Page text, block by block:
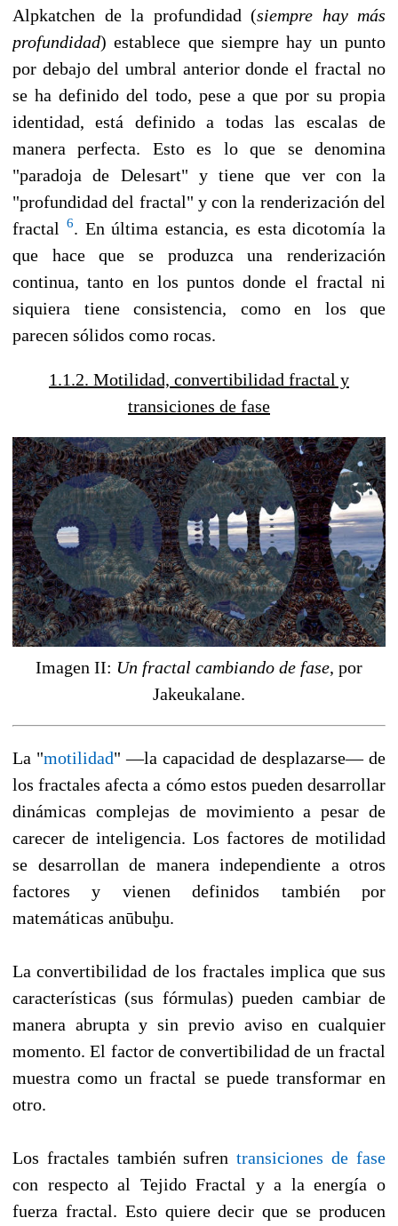
Alpkatchen de la profundidad (siempre hay más
profundidad) establece que siempre hay un punto
por debajo del umbral anterior donde el fractal no
se ha definido del todo, pese a que por su propia
identidad, está definido a todas las escalas de
manera perfecta. Esto es lo que se denomina
"paradoja de Delesart" y tiene que ver con la
"profundidad del fractal" y con la renderización del
fractal
6. En última estancia, es esta dicotomía la
que hace que se produzca una renderización
continua, tanto en los puntos donde el fractal ni
siquiera tiene consistencia, como en los que
parecen sólidos como rocas.
1.1.2. Motilidad, convertibilidad fractal y
transiciones de fase
Imagen II: Un fractal cambiando de fase, por
Jakeukalane.
La "motilidad" —la capacidad de desplazarse— de
los fractales afecta a cómo estos pueden desarrollar
dinámicas complejas de movimiento a pesar de
carecer de inteligencia. Los factores de motilidad
se desarrollan de manera independiente a otros
factores y vienen definidos también por
matemáticas anūbuḫu.
La convertibilidad de los fractales implica que sus
características (sus fórmulas) pueden cambiar de
manera abrupta y sin previo aviso en cualquier
momento. El factor de convertibilidad de un fractal
muestra como un fractal se puede transformar en
otro.
Los fractales también sufrentransiciones de fase
con respecto al Tejido Fractal y a la energía o
fuerza fractal. Esto quiere decir que se producen